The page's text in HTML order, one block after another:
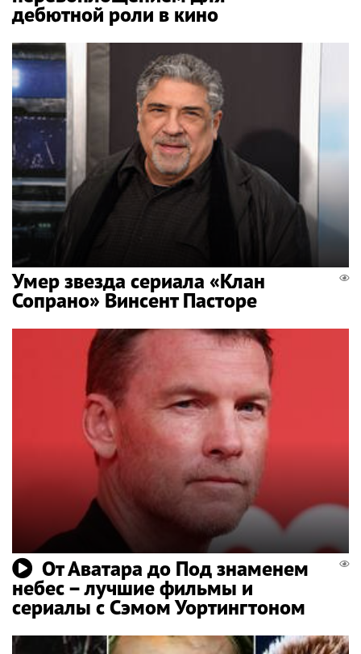
дебютной роли в кино
Умер звезда сериала «Клан
Сопрано» Винсент Пасторе
От Аватара до Под знаменем
небес – лучшие фильмы и
сериалы с Сэмом Уортингтоном